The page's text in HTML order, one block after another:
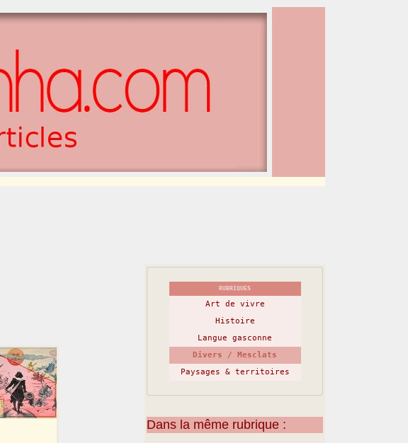
RUBRIQUES
Art de vivre
Histoire
Langue gasconne
Divers / Mesclats
Paysages & territoires
Dans la même rubrique :